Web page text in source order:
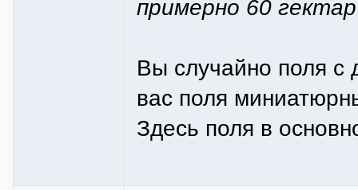
примерно 60
Вы случайно поля с
вас поля
Здесь поля в